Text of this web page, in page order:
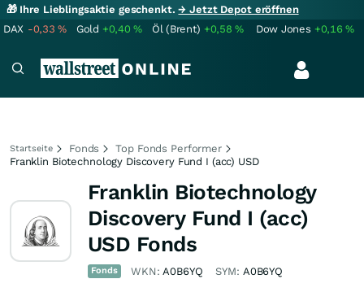
🎁 Ihre Lieblingsaktie geschenkt.→ Jetzt Depot eröffnen
DAX -0,33% Gold +0,40% Öl (Brent) +0,58% Dow Jones +0,16%
Startseite Fonds
Top Fonds Performer
Franklin Biotechnology Discovery Fund I (acc) USD
Franklin Biotechnology
Discovery Fund I (acc)
USD Fonds
Fonds WKN:A0B6YQ SYM: A0B6YQ